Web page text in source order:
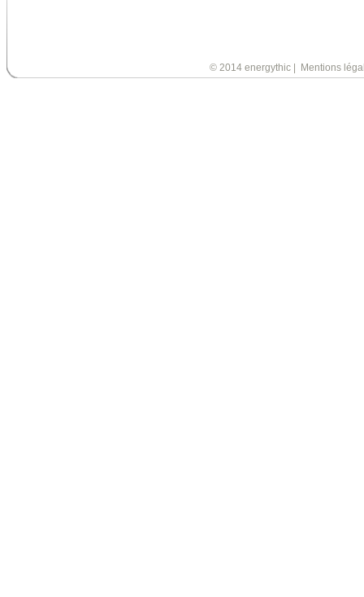
© 2014 energythic| Mentions